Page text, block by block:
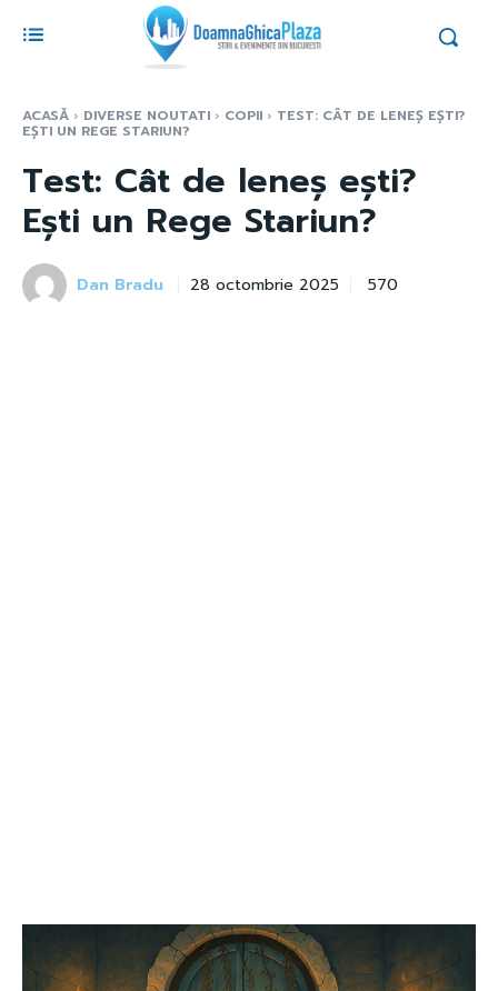
ACASĂ DIVERSE NOUTATI COPII TEST: CÂT DE LENEȘ EȘTI?
EȘTI UN REGE STARIUN?
Test: Cât de leneș ești?
Ești un Rege Stariun?
Dan Bradu 28 octombrie 2025 570